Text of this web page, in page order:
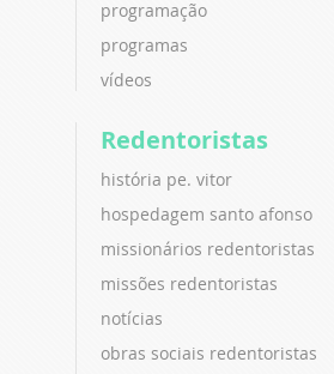
programação
programas
vídeos
Redentoristas
história pe. vitor
hospedagem santo afonso
missionários redentoristas
missões redentoristas
notícias
obras sociais redentoristas